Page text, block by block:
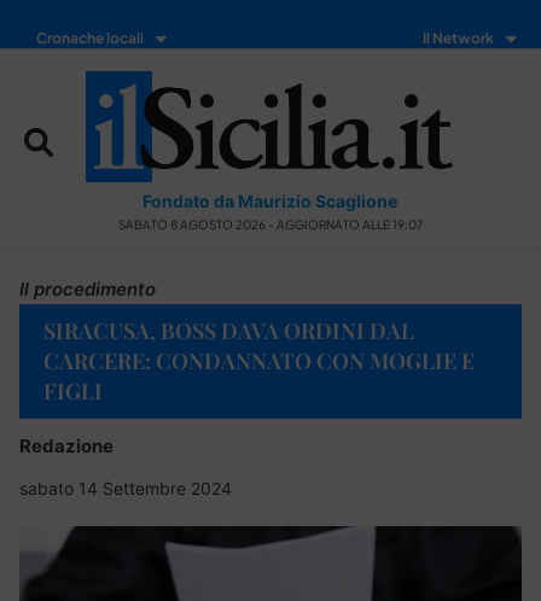
Cronache locali Il Network
Fondato da Maurizio Scaglione
SABATO 8 AGOSTO 2026 - AGGIORNATO ALLE 19:07
Il procedimento
SIRACUSA, BOSS DAVA ORDINI DAL
CARCERE: CONDANNATO CON MOGLIE E
FIGLI
Redazione
sabato 14 Settembre 2024